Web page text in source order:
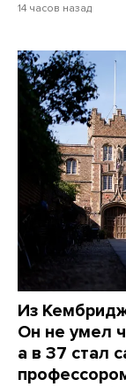
14 часов назад
Из
Он не умел
а в 37 стал